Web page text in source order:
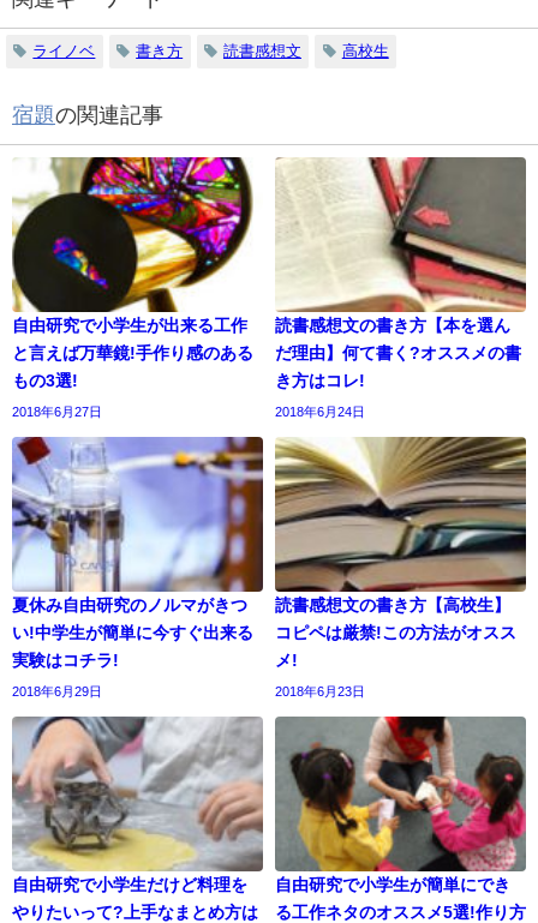
ライノベ 書き方 読書感想文 高校生
宿題の関連記事
自由研究で小学生が出来る工作
と言えば万華鏡!手作り感のある
もの3選!
2018年6月27日
読書感想文の書き方【本を選ん
だ理由】何て書く?オススメの書
き方はコレ!
2018年6月24日
夏休み自由研究のノルマがきつ
い!中学生が簡単に今すぐ出来る
実験はコチラ!
2018年6月29日
読書感想文の書き方【高校生】
コピペは厳禁!この方法がオスス
メ!
2018年6月23日
自由研究で小学生だけど料理を
やりたいって?上手なまとめ方は
自由研究で小学生が簡単にでき
る工作ネタのオススメ5選!作り方